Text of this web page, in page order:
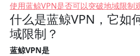
使用蓝鲸VPN是否可以突破地域限制
什么是蓝鲸VPN，它如
域限制？
蓝鲸VPN是